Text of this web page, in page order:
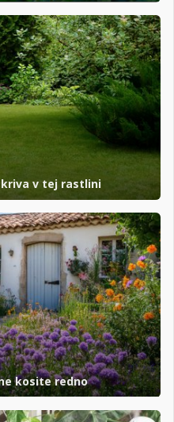
v tej rastlini
kosite redno